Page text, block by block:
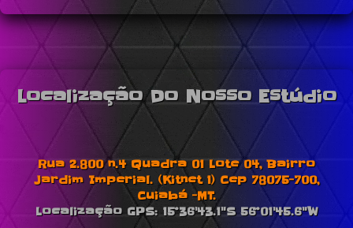
Localização Do Nosso Estúdio
Rua 2.800 n.4 Quadra 01 Lote 04, Bairro
Jardim Imperial. (Kitnet 1) Cep 78075-700,
Cuiabá -MT.
Localização GPS: 15°36'43.1"S 56°01'45.6"W